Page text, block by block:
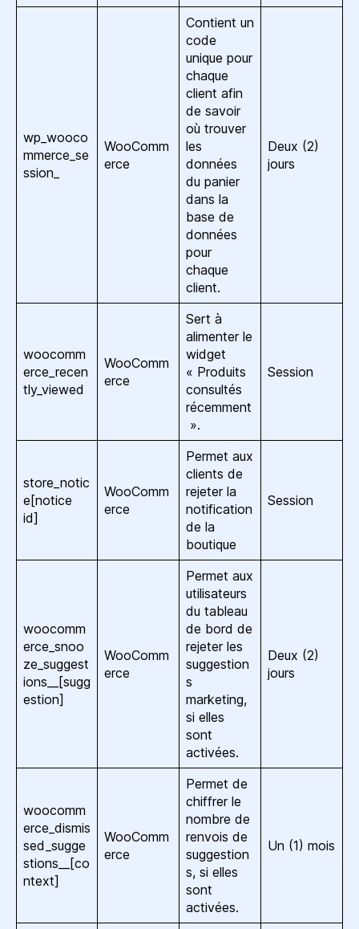
wp_wooco
mmerce_se
ssion_
WooComm
erce
Contient un
code
unique pour
chaque
client afin
de savoir
où trouver
les
données
du panier
dans la
base de
données
pour
chaque
client.
Deux (2)
jours
woocomm
erce_recen
tly_viewed
WooComm
erce
Sert à
alimenter le
widget
« Produits
consultés
récemment
».
Session
store_notic
e[notice
id]
WooComm
erce
Permet aux
clients de
rejeter la
notification
de la
boutique
Session
woocomm
erce_snoo
ze_suggest
ions__[sugg
estion]
WooComm
erce
Permet aux
utilisateurs
du tableau
de bord de
rejeter les
suggestion
s
marketing,
si elles
sont
activées.
Deux (2)
jours
woocomm
erce_dismis
sed_sugge
stions__[co
ntext]
WooComm
erce
Permet de
chiffrer le
nombre de
renvois de
suggestion
s, si elles
sont
activées.
Un (1) mois